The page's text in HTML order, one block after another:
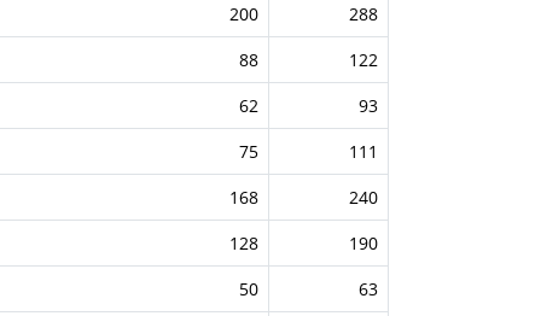
200
288
88
122
62
93
75
111
168
240
128
190
50
63